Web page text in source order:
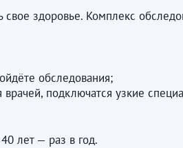
здоровье. Комплекс
обследования;
подключатся узкие
лет — раз в год.